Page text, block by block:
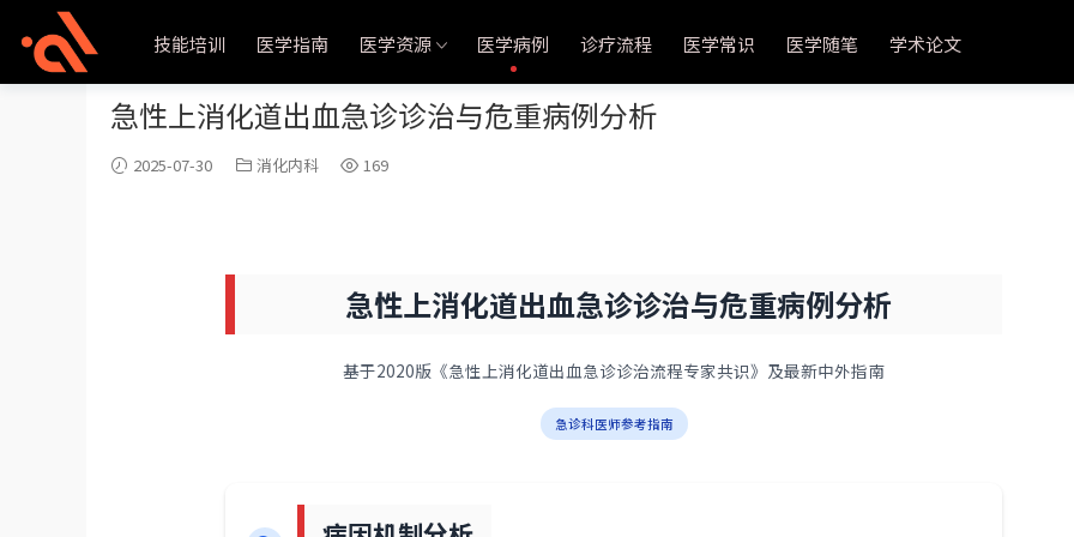
技能培训 医学指南 医学资源 医学病例 诊疗流程 医学常识 医学随笔 学术论文
当前位置：首页 医学病例 消化内科 正文
急性上消化道出血急诊诊治与危重病例分析
2025-07-30 消化内科 169
急性上消化道出血急诊诊治与危重病例分析
基于2020版《急性上消化道出血急诊诊治流程专家共识》及最新中外指南
急诊科医师参考指南